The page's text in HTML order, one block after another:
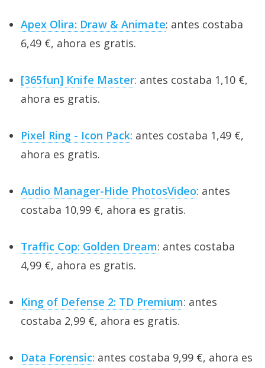
Apex Olira: Draw & Animate: antes costaba
6,49 €, ahora es gratis.
[365fun] Knife Master: antes costaba 1,10 €,
ahora es gratis.
Pixel Ring - Icon Pack: antes costaba 1,49 €,
ahora es gratis.
Audio Manager-Hide PhotosVideo: antes
costaba 10,99 €, ahora es gratis.
Traffic Cop: Golden Dream: antes costaba
4,99 €, ahora es gratis.
King of Defense 2: TD Premium: antes
costaba 2,99 €, ahora es gratis.
Data Forensic: antes costaba 9,99 €, ahora es